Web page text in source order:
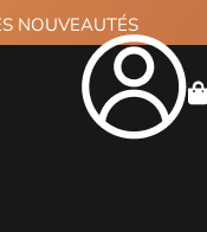
NOUVEAUTÉS